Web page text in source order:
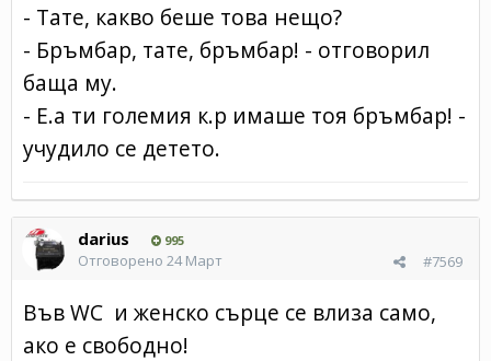
- Тате, какво беше това нещо?
- Бръмбар, тате, бръмбар! - отговорил
баща му.
- Е.а ти големия к.р имаше тоя бръмбар! -
учудило се детето.
darius 995
#7569
Отговорено 24 Март
Във WC и женско сърце се влиза само,
ако е свободно!